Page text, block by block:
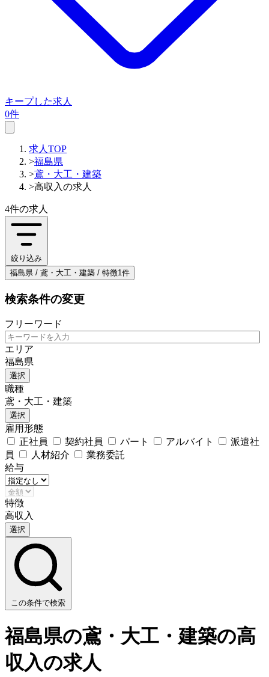
キープした求人
0件
求人TOP
>福島県
>鳶・大工・建築
>高収入の求人
4件の求人
絞り込み
福島県 / 鳶・大工・建築 / 特徴1件
検索条件の変更
フリーワード
エリア
福島県
選択
職種
鳶・大工・建築
選択
雇用形態
正社員
契約社員 パート アルバイト
派遣社
員
人材紹介
業務委託
給与
特徴
高収入
選択
この条件で検索
福島県の鳶・大工・建築の高
収入の求人